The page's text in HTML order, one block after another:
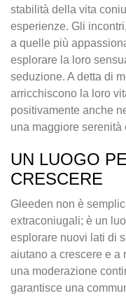
stabilità della vita
esperienze. Gli
a quelle più
esplorare la loro
seduzione. A detta di
arricchiscono la loro
positivamente anche
una maggiore
UN LUOGO
CRESCERE
Gleeden non è
extraconiugali; è un
esplorare nuovi lati di
aiutano a crescere e a
una moderazione
garantisce una